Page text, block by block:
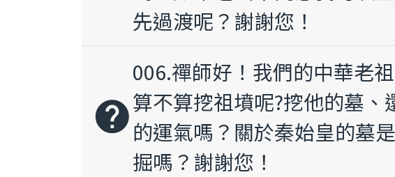
先過渡呢？謝謝您！
help
006.禪師好！我們的中華老
算不算挖祖墳呢?挖他的墓
的運氣嗎？關於秦始皇的墓
掘嗎？謝謝您！